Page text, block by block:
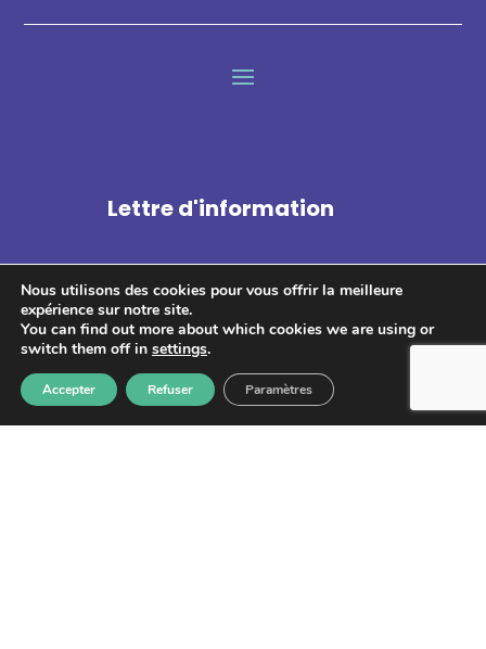
Lettre d'information
S'abonner
Les informations recueillies à partir de ce formulaire sont
enregistrées et transmises à GPS pour le traitement de votre
Nous utilisons des cookies pour vous offrir la meilleure
expérience sur notre site.
You can find out more about which cookies we are using or
switch them off in settings.
Accepter Refuser Paramètres